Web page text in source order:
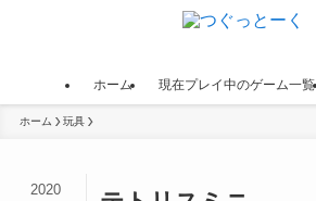
ホーム 現在プレイ中のゲーム一覧
ホーム 玩具
2020